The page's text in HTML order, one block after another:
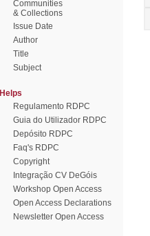
Communities
& Collections
Issue Date
Author
Title
Subject
Helps
Regulamento RDPC
Guia do Utilizador RDPC
Depósito RDPC
Faq's RDPC
Copyright
Integração CV DeGóis
Workshop Open Access
Open Access Declarations
Newsletter Open Access